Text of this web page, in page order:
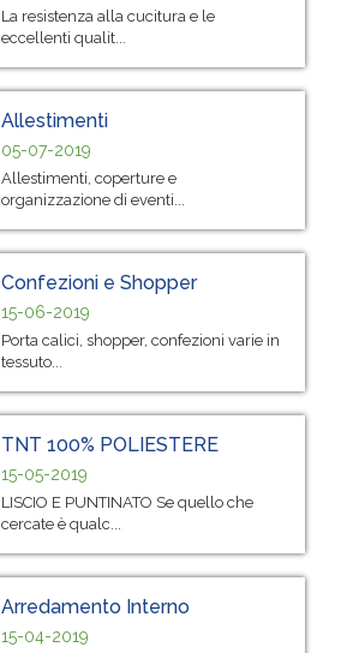
La resistenza alla cucitura e le
eccellenti qualit...
Allestimenti
05-07-2019
Allestimenti, coperture e
organizzazione di eventi...
Confezioni e Shopper
15-06-2019
Porta calici, shopper, confezioni varie in
tessuto...
TNT 100% POLIESTERE
15-05-2019
LISCIO E PUNTINATO Se quello che
cercate è qualc...
Arredamento Interno
15-04-2019